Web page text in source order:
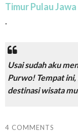
Timur Pulau Jawa
.
Usai sudah aku
Purwo! Tempat
destinasi wisata
4 COMMENTS